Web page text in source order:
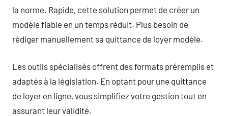
la norme. Rapide, cette solution permet de créer un
modèle fiable en un temps réduit. Plus besoin de
rédiger manuellement sa quittance de loyer modèle.
Les outils spécialisés offrent des formats préremplis et
adaptés à la législation. En optant pour une quittance
de loyer en ligne, vous simplifiez votre gestion tout en
assurant leur validité.